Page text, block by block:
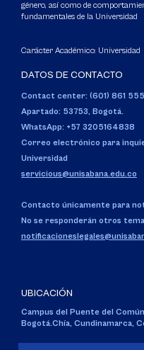
género, así como de
fundamentales de la Universidad
Carácter Académico: Universidad
DATOS DE CONTACTO
Contact center: (601) 861
Apartado: 53753, Bogotá.
WhatsApp: +57 3205164838
Correo electrónico para
Universidad
servicious@unisabana.edu.co
Contacto únicamente para
No se responderán otros
UBICACIÓN
Campus del Puente del
Bogotá.Chía, Cundinamarca,